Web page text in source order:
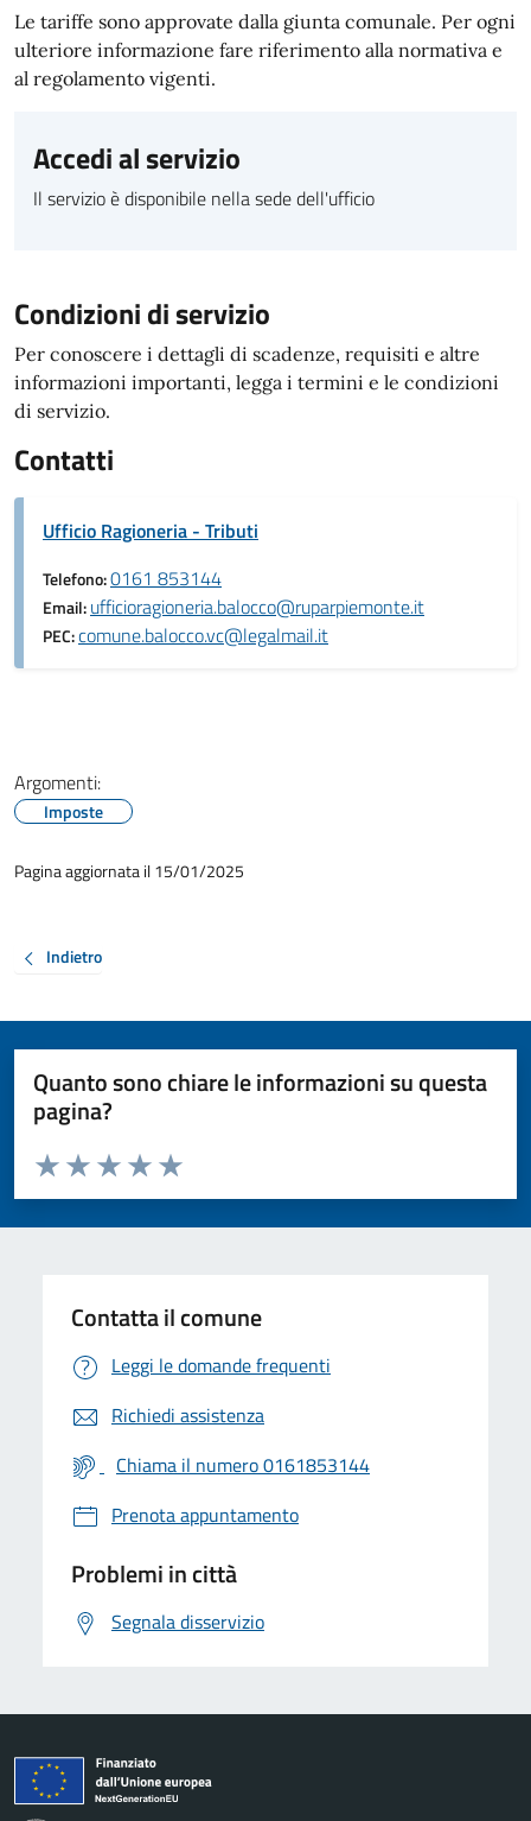
Le tariffe sono approvate dalla giunta comunale. Per ogni
ulteriore informazione fare riferimento alla normativa e
al regolamento vigenti.
Accedi al servizio
Il servizio è disponibile nella sede dell'ufficio
Condizioni di servizio
Per conoscere i dettagli di scadenze, requisiti e altre
informazioni importanti, legga i termini e le condizioni
di servizio.
Contatti
Ufficio Ragioneria - Tributi
Telefono:0161 853144
Email:ufficioragioneria.balocco@ruparpiemonte.it
PEC:comune.balocco.vc@legalmail.it
Argomenti:
Imposte
Pagina aggiornata il 15/01/2025
Indietro
Quanto sono chiare le informazioni su questa
pagina?
Valuta da 1 a 5 stelle la pagina
Valuta 5 stelle su 5
Valuta 4 stelle su 5
Valuta 3 stelle su 5
Valuta 2 stelle su 5
Valuta 1 stelle su 5
Contatta il comune
Leggi le domande frequenti
Richiedi assistenza
Chiama il numero 0161853144
Prenota appuntamento
Problemi in città
Segnala disservizio